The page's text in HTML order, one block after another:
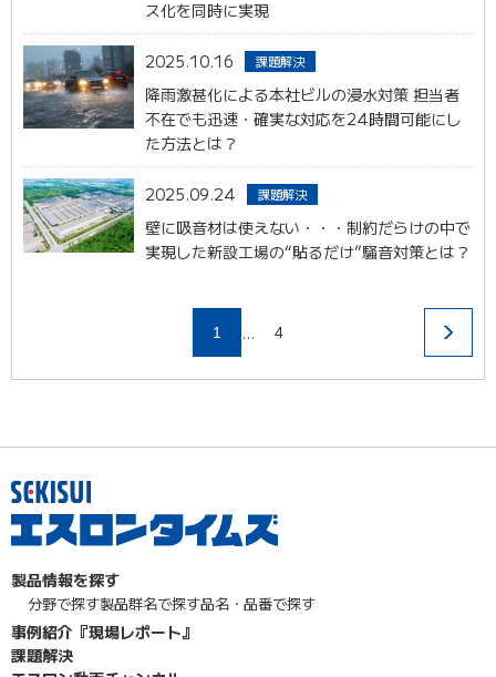
ス化を同時に実現
2025.10.16 課題解決
降雨激甚化による本社ビルの浸水対策 担当者
不在でも迅速・確実な対応を24時間可能にし
た方法とは？
2025.09.24 課題解決
壁に吸音材は使えない・・・制約だらけの中で
実現した新設工場の“貼るだけ”騒音対策とは？
1 … 4
製品情報を探す
分野で探す製品群名で探す品名・品番で探す
事例紹介『現場レポート』
課題解決